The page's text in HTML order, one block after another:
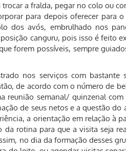
a fralda, pegar no colo ou
para depois oferecer para o
dos avós, embrulhado nos
canguru, pois isso é feito
forem possíveis, sempre
nos serviços com bastante
de acordo com o número de
reunião semanal/ quinzenal
de seus netos e a questão do
a orientação em relação à
rotina para que a visita seja
no dia da formação desses